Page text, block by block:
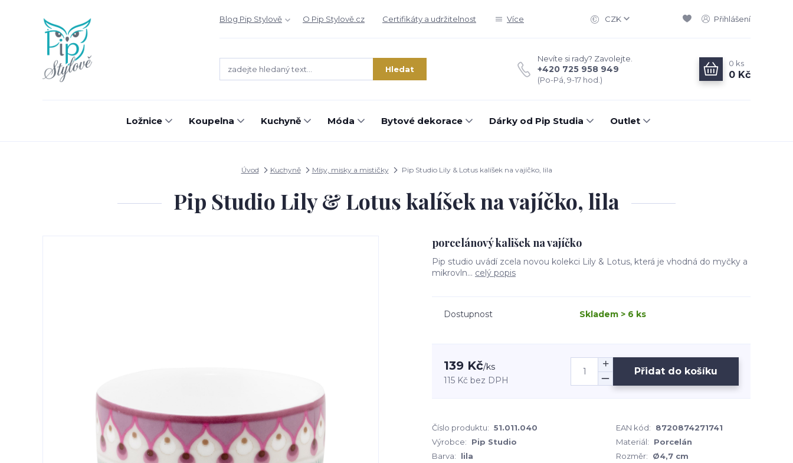
Blog Pip Stylově O Pip Stylově.cz Certifikáty a udržitelnost Více CZK Přihlášení
Hledat
Nevíte si rady? Zavolejte.
+420 725 958 949
(Po-Pá, 9-17 hod.)
0 ks
0 Kč
Ložnice Koupelna Kuchyně Móda Bytové dekorace Dárky od Pip Studia Outlet
Úvod Kuchyně Mísy, misky a mističky Pip Studio Lily & Lotus kalíšek na vajíčko, lila
Pip Studio Lily & Lotus kalíšek na vajíčko, lila
porcelánový kališek na vajíčko
Pip studio uvádí zcela novou kolekci Lily & Lotus, která je vhodná do myčky a
mikrovln... celý popis
Dostupnost Skladem > 6 ks
139 Kč/ks
115 Kč bez DPH
Přidat do košíku
Číslo produktu: 51.011.040 EAN kód:
8720874271741
Výrobce:
Pip Studio Materiál:
Porcelán
Barva:
lila Rozměr:
Ø4,7 cm